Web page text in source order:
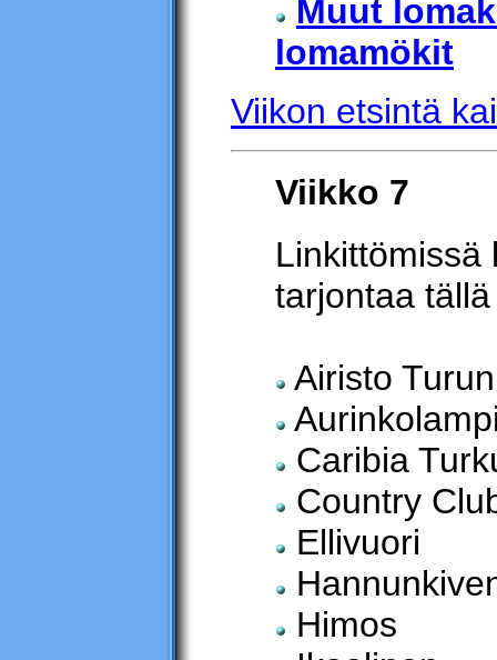
Muut
lomamökit
Viikon etsintä
Viikko 7
Linkittömissä
tarjontaa
Airisto
Caribia
Country
Ellivuori
Himos